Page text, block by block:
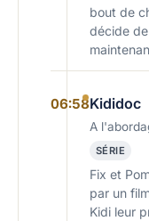
bout de
décide
06:58Kididoc
A
SÉRIE
Fix et
par un
Kidi leur